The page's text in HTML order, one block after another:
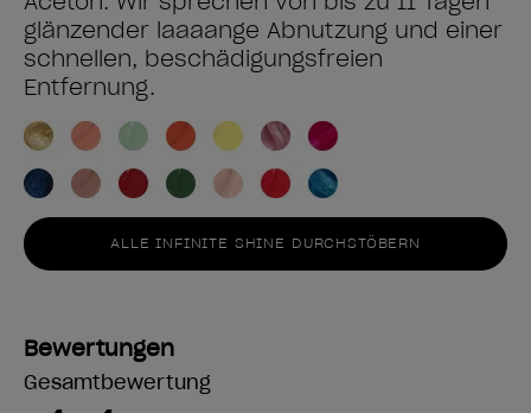
glänzender laaaange Abnutzung und einer
schnellen, beschädigungsfreien
Entfernung.
ALLE INFINITE SHINE DURCHSTÖBERN